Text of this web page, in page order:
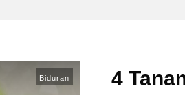
Biduran
4